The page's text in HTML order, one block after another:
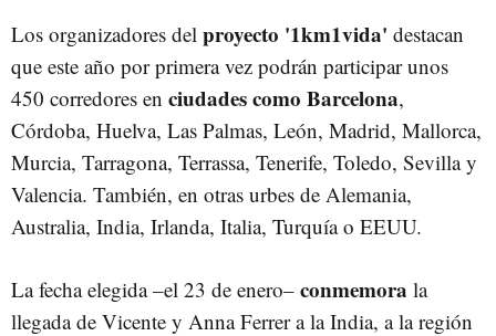
Los organizadores del proyecto '1km1vida' destacan
que este año por primera vez podrán participar unos
450 corredores en ciudades como Barcelona,
Córdoba, Huelva, Las Palmas, León, Madrid, Mallorca,
Murcia, Tarragona, Terrassa, Tenerife, Toledo, Sevilla y
Valencia. También, en otras urbes de Alemania,
Australia, India, Irlanda, Italia, Turquía o EEUU.
La fecha elegida –el 23 de enero– conmemora la
llegada de Vicente y Anna Ferrer a la India, a la región